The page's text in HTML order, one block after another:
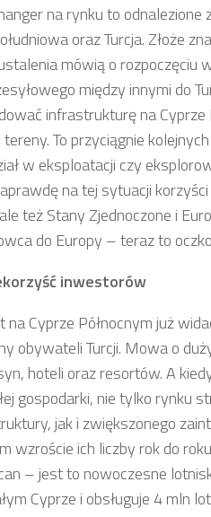
na rynku to
oraz Turcja. Złoże
mówią o rozpoczęciu
między innymi do
infrastrukturę na
To przyciągnie
w eksploatacji czy
na tej sytuacji
też Stany Zjednoczone i
do Europy – teraz to
inwestorów
na Cyprze Północnym już
obywateli Turcji. Mowa o
hoteli oraz resortów. A
gospodarki, nie tylko rynku
jak i zwiększonego
wzroście ich liczby rok do
– jest to nowoczesne
Cyprze i obsługuje 4 mln